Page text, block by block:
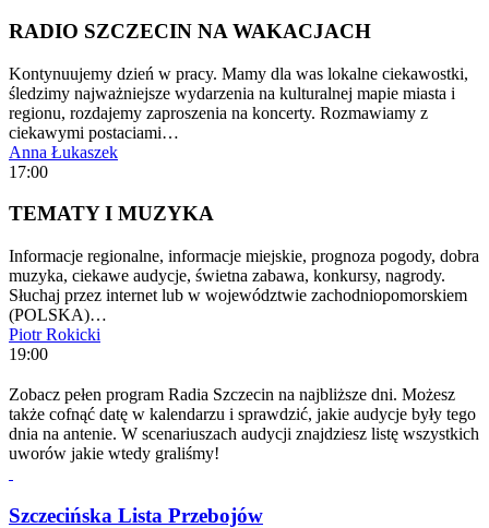
RADIO SZCZECIN NA WAKACJACH
Kontynuujemy dzień w pracy. Mamy dla was lokalne ciekawostki,
śledzimy najważniejsze wydarzenia na kulturalnej mapie miasta i
regionu, rozdajemy zaproszenia na koncerty. Rozmawiamy z
ciekawymi postaciami…
Anna Łukaszek
17:00
TEMATY I MUZYKA
Informacje regionalne, informacje miejskie, prognoza pogody, dobra
muzyka, ciekawe audycje, świetna zabawa, konkursy, nagrody.
Słuchaj przez internet lub w województwie zachodniopomorskiem
(POLSKA)…
Piotr Rokicki
19:00
Zobacz pełen program Radia Szczecin na najbliższe dni. Możesz
także cofnąć datę w kalendarzu i sprawdzić, jakie audycje były tego
dnia na antenie. W scenariuszach audycji znajdziesz listę wszystkich
uworów jakie wtedy graliśmy!
Szczecińska Lista Przebojów